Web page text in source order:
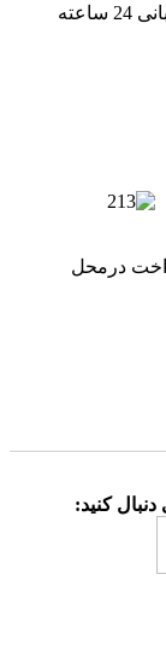
ساعته
درمحل
کنید: